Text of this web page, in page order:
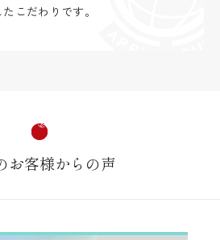
こだわりです。
お客様からの声